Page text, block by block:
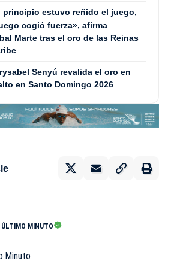
principio estuvo reñido el juego,
cogió fuerza», afirma
Marte tras el oro de las Reinas
Senyú revalida el oro en
en Santo Domingo 2026
MINUTO
Minuto